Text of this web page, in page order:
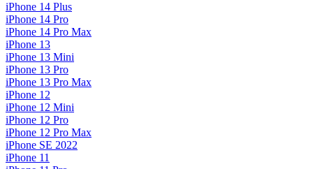
iPhone 14 Plus
iPhone 14 Pro
iPhone 14 Pro Max
iPhone 13
iPhone 13 Mini
iPhone 13 Pro
iPhone 13 Pro Max
iPhone 12
iPhone 12 Mini
iPhone 12 Pro
iPhone 12 Pro Max
iPhone SE 2022
iPhone 11